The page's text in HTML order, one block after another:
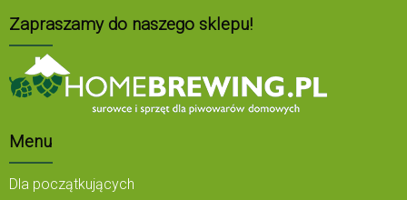
Zapraszamy do naszego sklepu!
Menu
Dla początkujących